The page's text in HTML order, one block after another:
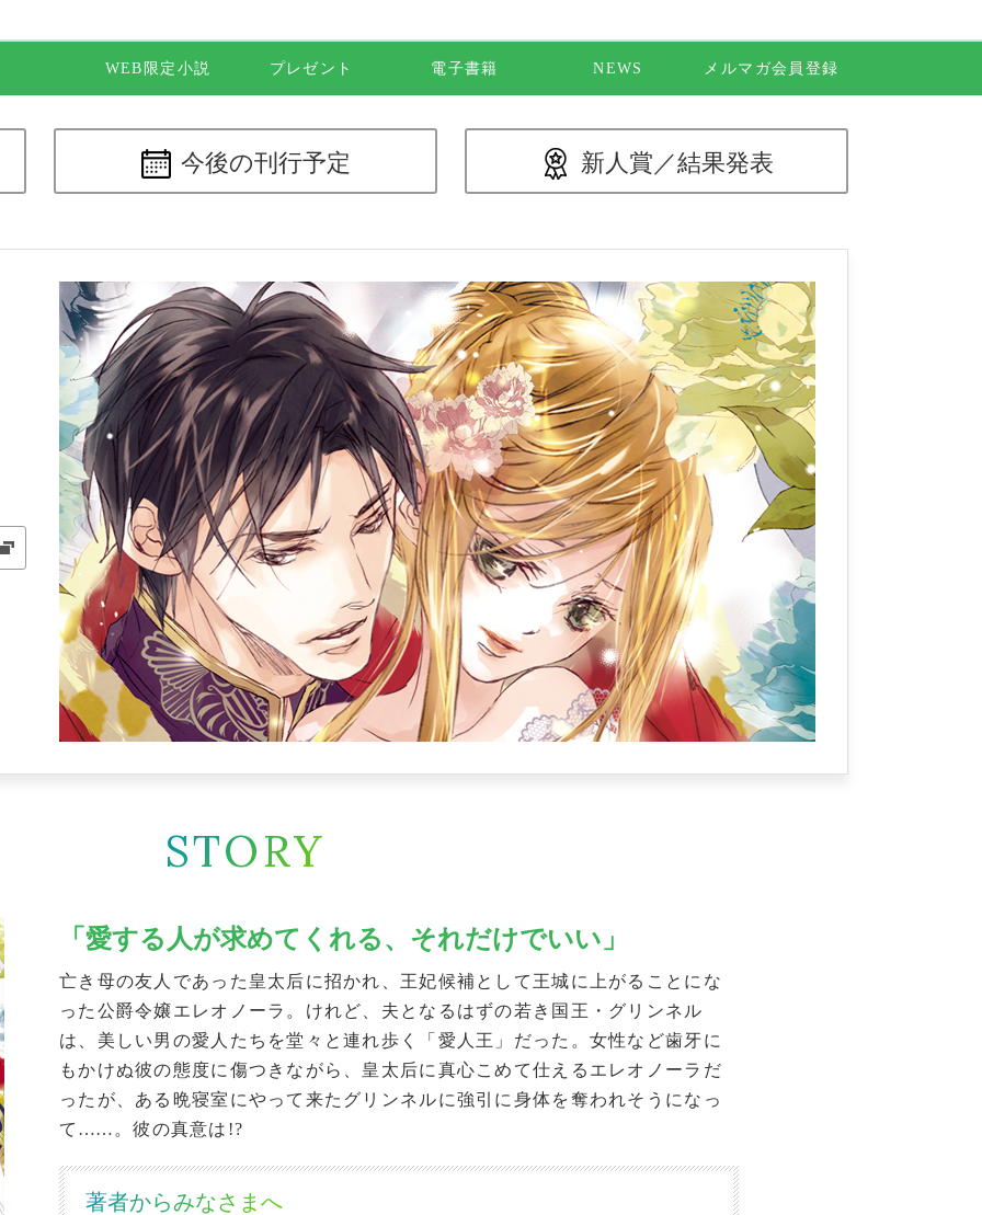
WEB限定小説 プレゼント 電子書籍 NEWS メルマガ会員登録
今後の刊行予定 新人賞／結果発表
STORY
「愛する人が求めてくれる、それだけでいい」
亡き母の友人であった皇太后に招かれ、王妃候補として王城に上がることにな
った公爵令嬢エレオノーラ。けれど、夫となるはずの若き国王・グリンネル
は、美しい男の愛人たちを堂々と連れ歩く「愛人王」だった。女性など歯牙に
もかけぬ彼の態度に傷つきながら、皇太后に真心こめて仕えるエレオノーラだ
ったが、ある晩寝室にやって来たグリンネルに強引に身体を奪われそうになっ
て ……。彼の真意は!?
著者からみなさまへ